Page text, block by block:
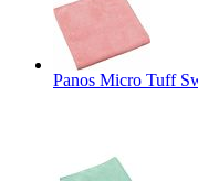
Panos Micro Tuff